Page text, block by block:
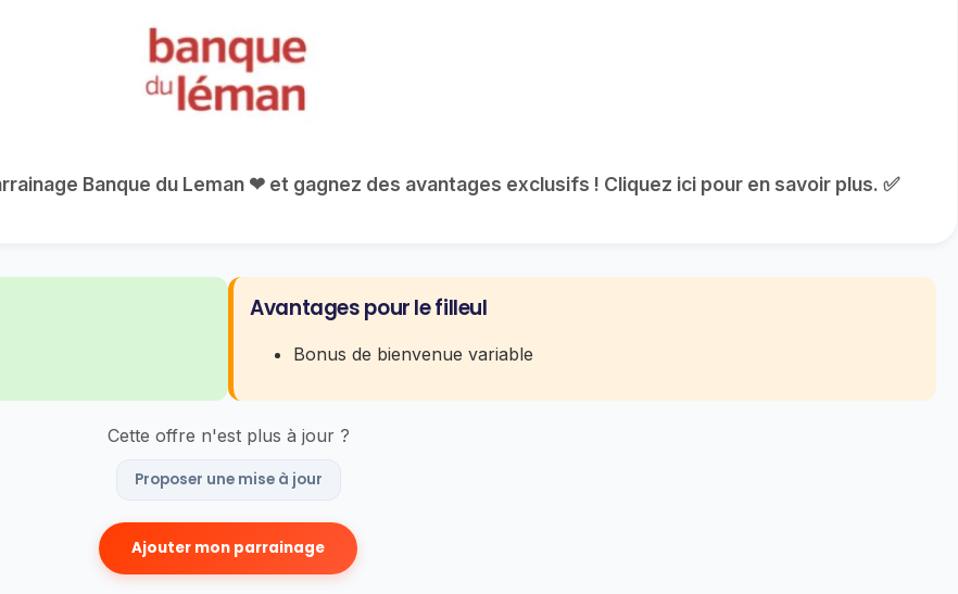
Banque du Leman ❤ et gagnez des avantages exclusifs ! Cliquez ici pour en savoir plus. ✅
Avantages pour le filleul
Bonus de bienvenue variable
Cette offre n'est plus à jour ?
Proposer une mise à jour
Ajouter mon parrainage